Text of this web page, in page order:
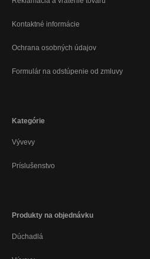
Kontaktné informácie
Ochrana osobných údajov
Formulár na odstúpenie od zmluvy
Kategórie
Vývevy
Príslušenstvo
Produkty na objednávku
Dúchadlá